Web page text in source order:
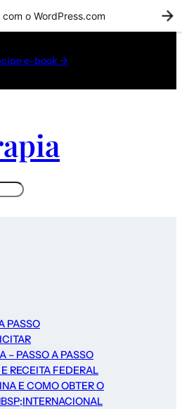
e-book →
PASSO
– PASSO A PASSO
RECEITA FEDERAL
E COMO OBTER O
o WordPress.com